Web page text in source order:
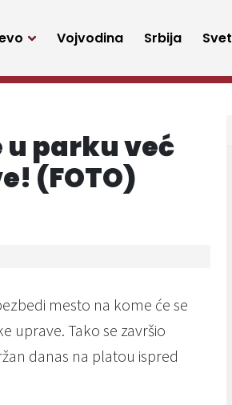
Vojvodina Srbija Svet
u parku već
(FOTO)
mesto na kome će se
uprave. Tako se završio
danas na platou ispred